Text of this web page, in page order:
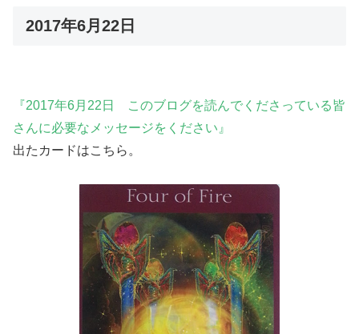
2017年6月22日
『2017年6月22日 このブログを読んでくださっている皆
さんに必要なメッセージをください』
出たカードはこちら。